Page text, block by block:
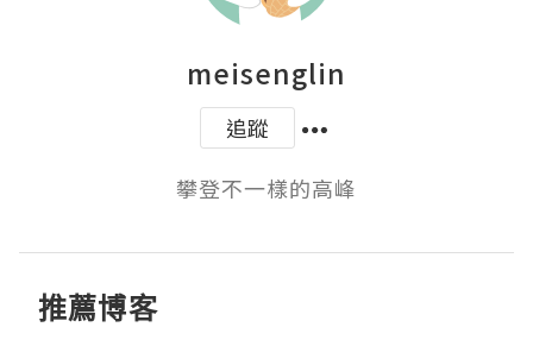
meisenglin
追蹤
攀登不一樣的高峰
推薦博客